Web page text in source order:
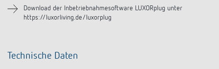
Download der Inbetriebnahmesoftware LUXORplug unter
https://luxorliving.de/luxorplug
Technische Daten